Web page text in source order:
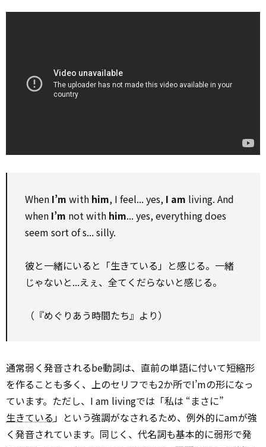
When I’m with him, I feel... yes, I am living. And
when I’m not with him... yes, everything does
seem sort of s... silly.
彼と一緒にいると「生きている」と感じる。一緒
じゃないと...えぇ、全てくだらないと感じる。
（『めぐりあう時間たち』より）
通常弱く発音されるbe動詞は、直前の単語に付いて短縮形
を作ることも多く、上のセリフでも2か所でI’mの形になっ
ています。ただし、I am livingでは「私は “まさに”
生きている 」という強調がなされるため、例外的にamが強
く発音されています。同じく、代名詞も基本的に弱形で発